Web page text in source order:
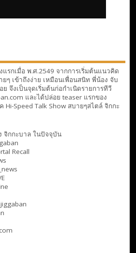
แรกเมื่อ พ.ศ.2549 จากการเริ่มต้นแนวคิด
ๆ เข้าถึงง่าย เหมือนเพื่อนสนิท พี่น้อง จับ
จึงเป็นจุดเริ่มต้นก่อกำเนิดรายการทีวี
และได้ปล่อย teaser แรกของ
Hi-Speed Talk Show สบายๆสไตล์ จิกกะ
จิกกะบาล ในปัจจุบัน
Recall